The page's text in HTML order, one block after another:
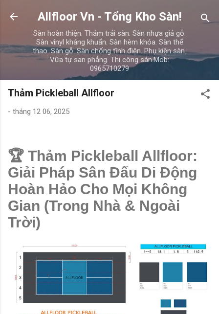
Chuyển đến nội dung chính
Allfloor Vn - Tổng Kho Sàn!
Sàn hoàn thiện. Thảm trải sàn. Sàn nhựa giả gỗ.
Sàn vinyl kháng khuẩn. Sàn hèm khóa. Sàn thể
thao. Sàn gỗ. Sàn chống tĩnh điện. Phụ kiện sàn.
Vữa tự san phẳng. Thi công sàn.Mob:
0965710279
Thảm Pickleball Allfloor
- tháng 12 06, 2025
🏆 Thảm Pickleball Allfloor:
Giải Pháp Sân Đấu Di Động
Hoàn Hảo Cho Mọi Không
Gian (Trong Nhà & Ngoài
Trời)